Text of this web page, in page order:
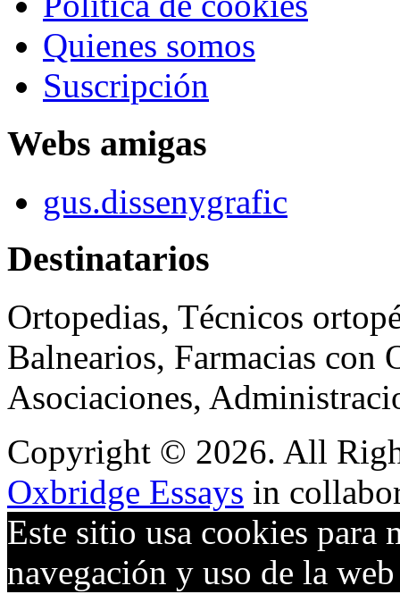
Quienes somos
Suscripción
Webs amigas
gus.dissenygrafic
Destinatarios
Ortopedias, Técnicos
Balnearios, Farmacias con
Asociaciones,
Copyright © 2026. All
Oxbridge Essays in
Este sitio usa cookies para
navegación y uso de la